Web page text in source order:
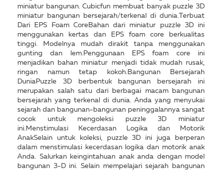
miniatur bangunan. Cubicfun membuat banyak puzzle 3D
miniatur bangunan bersejarah/terkenal di dunia.Terbuat
Dari EPS Foam CoreBahan dari miniatur puzzle 3D ini
menggunakan kertas dan EPS foam core berkualitas
tinggi. Modelnya mudah dirakit tanpa menggunakan
gunting dan lem.Penggunaan EPS foam core ini
menjadikan bahan miniatur menjadi tidak mudah rusak,
ringan namun tetap kokoh.Bangunan Bersejarah
DuniaPuzzle 3D berbentuk bangunan bersejarah ini
merupakan salah satu dari berbagai macam bangunan
bersejarah yang terkenal di dunia. Anda yang menyukai
sejarah dan bangunan-bangunan peninggalannya sangat
cocok untuk mengoleksi puzzle 3D miniatur
ini.Menstimulasi Kecerdasan Logika dan Motorik
AnakSelain untuk koleksi, puzzle 3D ini juga berperan
dalam menstimulasi kecerdasan logika dan motorik anak
Anda. Salurkan keingintahuan anak anda dengan model
bangunan 3-D ini. Selain mempelajari sejarah bangunan